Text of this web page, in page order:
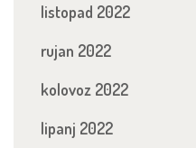
listopad 2022
rujan 2022
kolovoz 2022
lipanj 2022